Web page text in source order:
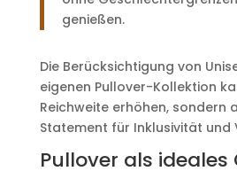
genießen.
Die Berücksichtigung von
eigenen Pullover-Kollektion
Reichweite erhöhen, sondern
Statement für Inklusivität und
Pullover als ideales